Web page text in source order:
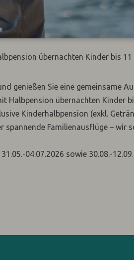
übernachten Kinder bis 11
genießen Sie eine gemeinsame
Halbpension übernachten Kinder
Kinderhalbpension (exkl.
spannende Familienausflüge – wir
04.07.2026 sowie 30.08.-